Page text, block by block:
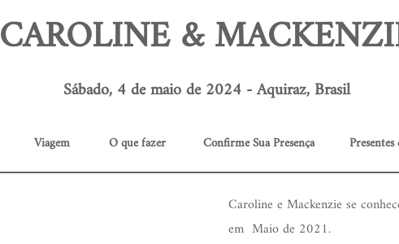
CAROLINE &
Sábado, 4 de maio de 2024 - Aquiraz, Brasil
Viagem O que fazer Confirme Sua Presença
Caroline e Mackenzie se
em Maio de 2021.